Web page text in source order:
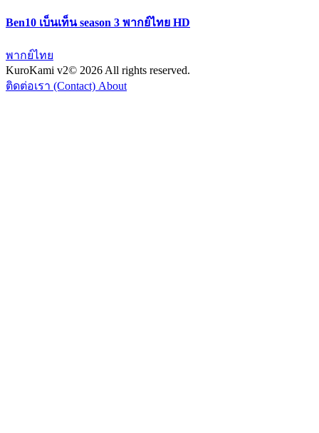
Ben10 เบ็นเท็น season 3 พากย์ไทย HD
พากย์ไทย
KuroKami v2© 2026 All rights reserved.
ติดต่อเรา (Contact) About